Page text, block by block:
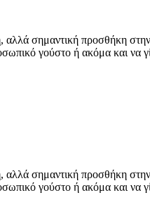
αλλά σημαντική προσθήκη
γούστο ή ακόμα και να
αλλά σημαντική προσθήκη
γούστο ή ακόμα και να